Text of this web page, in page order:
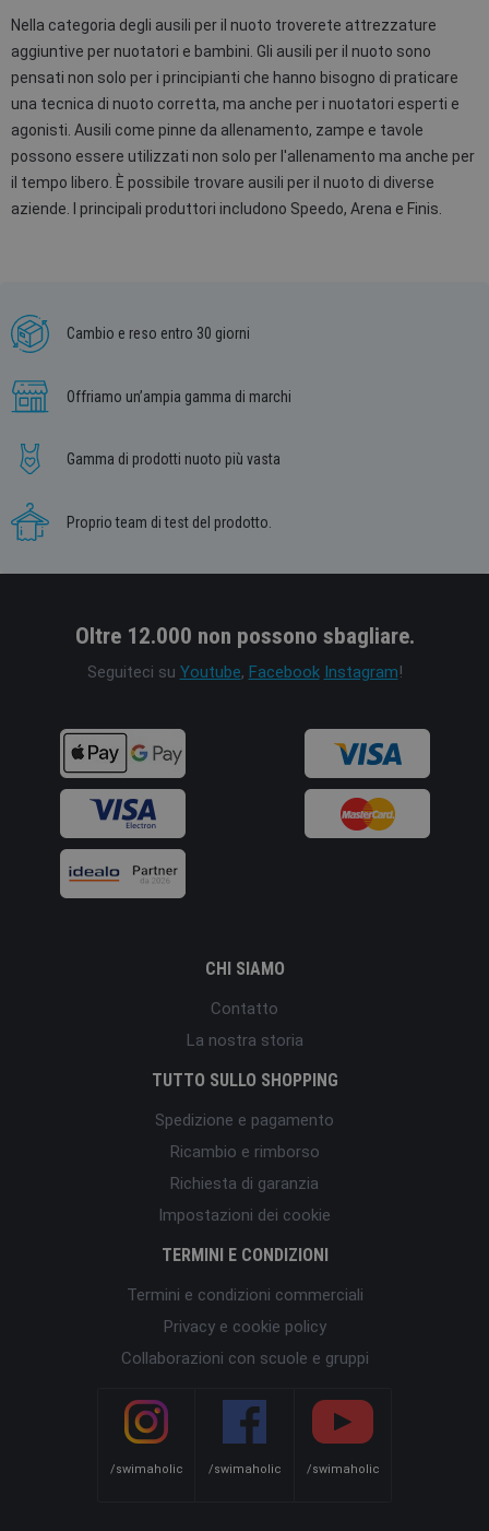
Nella categoria degli ausili per il nuoto troverete attrezzature
aggiuntive per nuotatori e bambini. Gli ausili per il nuoto sono
pensati non solo per i principianti che hanno bisogno di praticare
una tecnica di nuoto corretta, ma anche per i nuotatori esperti e
agonisti. Ausili come pinne da allenamento, zampe e tavole
possono essere utilizzati non solo per l'allenamento ma anche per
il tempo libero. È possibile trovare ausili per il nuoto di diverse
aziende. I principali produttori includono Speedo, Arena e Finis.
Cambio e reso entro 30 giorni
Offriamo un’ampia gamma di marchi
Gamma di prodotti nuoto più vasta
Proprio team di test del prodotto.
Oltre 12.000 non possono sbagliare.
Seguiteci su Youtube, Facebook Instagram!
CHI SIAMO
Contatto
La nostra storia
TUTTO SULLO SHOPPING
Spedizione e pagamento
Ricambio e rimborso
Richiesta di garanzia
Impostazioni dei cookie
TERMINI E CONDIZIONI
Termini e condizioni commerciali
Privacy e cookie policy
Collaborazioni con scuole e gruppi
/swimaholic /swimaholic /swimaholic